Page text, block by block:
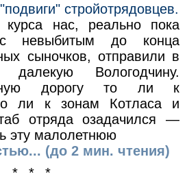
стройотрядовцев.
курса нас, реально пока
невыбитым до конца
сыночков, отправили в
Вологодчину.
дорогу то ли к
ли к зонам Котласа и
отряда озадачился —
эту малолетнюю
(до 2 мин. чтения)
* * *